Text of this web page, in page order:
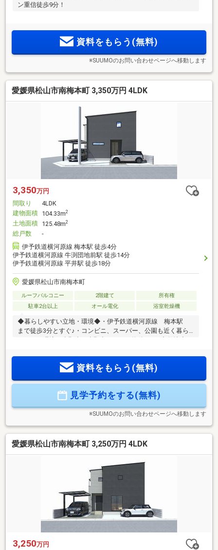
ン重信徒歩9分！
資料をもらう(無料)
※SUUMOのお問い合わせページへ移動します
愛媛県松山市南梅本町 3,350万円 4LDK
3,350万円
間取り
4LDK
建物面積 104.33m2
土地面積 125.48m2
総戸数
-
伊予鉄道横河原線 梅本駅 徒歩4分
伊予鉄道横河原線 牛渕団地前駅 徒歩14分
伊予鉄道横河原線 平井駅 徒歩18分
愛媛県松山市南梅本町
ルーフバルコニー 2階建て
所有権
駐車2台以上
オール電化 浴室乾燥機
◆暮らしやすい立地・環境◆・伊予鉄道横河原線 梅本駅
まで徒歩3分とすぐ♪・コンビニ、スーパー、公園も近く暮ら
ち◆・ゆったりとした16帖LDK+4.5帖和室でご家族とのコミュ
ニケーションも取りやすい♪・外部収納付きで、趣味用品や季
の設備で毎日の家事も充実！・リビングにはエアコンが１台
ついています♪・玄関扉タッチキー、食洗器が標準でついてい
資料をもらう(無料)
見学予約をする(無料)
※SUUMOのお問い合わせページへ移動します
愛媛県松山市南梅本町 3,250万円 4LDK
3,250万円